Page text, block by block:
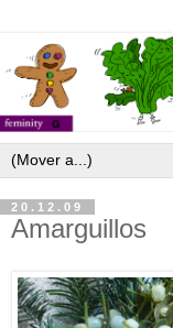
20.12.09
Amarguillos